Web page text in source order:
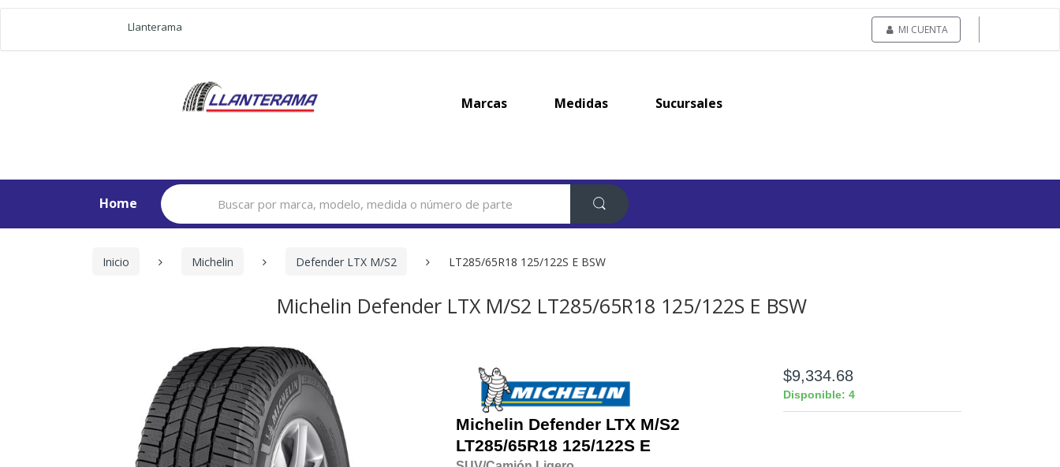
Llanterama MI CUENTA
Marcas Medidas Sucursales
Home
Search
for:
Inicio Michelin Defender LTX M/S2 LT285/65R18 125/122S E BSW
Michelin Defender LTX M/S2 LT285/65R18 125/122S E BSW
Michelin Defender LTX M/S2
LT285/65R18 125/122S E
$9,334.68
Disponible: 4